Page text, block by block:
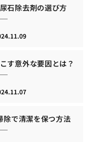
石除去剤の選び方
す意外な要因とは？
除で清潔を保つ方法